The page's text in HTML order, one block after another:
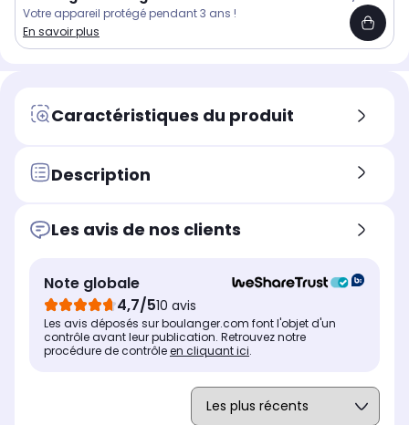
Votre appareil protégé pendant 3 ans !
En savoir plus
Caractéristiques du produit
Description
Les avis de nos clients
Note globale
4,7/510 avis
Les avis déposés sur boulanger.com font l'objet d'un
contrôle avant leur publication. Retrouvez notre
procédure de contrôleen cliquant ici.